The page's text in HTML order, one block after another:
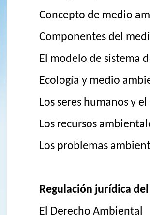
Concepto de medio
Componentes del
El modelo de sistema
Ecología y medio
Los seres humanos y
Los recursos
Los problemas
Regulación jurídica
El Derecho Ambiental